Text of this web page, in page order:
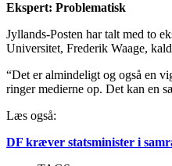
Ekspert: Problematisk
Jyllands-Posten har talt med to
Universitet, Frederik Waage,
“Det er almindeligt og også en
ringer medierne op. Det kan en
Læs også:
DF kræver statsminister i